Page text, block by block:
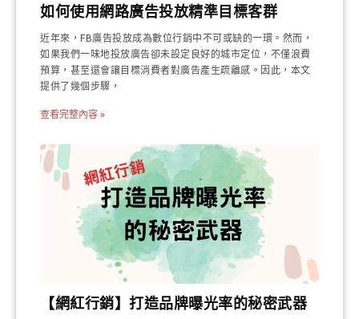
如何使用網路廣告投放精準目標客群
近年來，FB廣告投放成為數位行銷中不可或缺的一環。然而，
如果我們一味地投放廣告卻未設定良好的城市定位，不僅浪費
預算，甚至還會讓目標消費者對廣告產生疏離感。因此，本文
提供了幾個步驟，
查看完整內容 »
【網紅行銷】打造品牌曝光率的秘密武器